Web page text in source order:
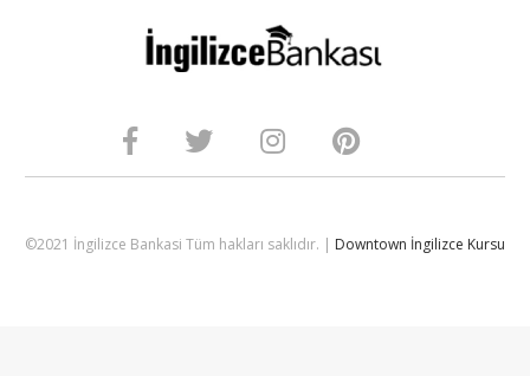
©2021 İngilizce Bankasi Tüm hakları saklıdır. | Downtown İngilizce Kursu